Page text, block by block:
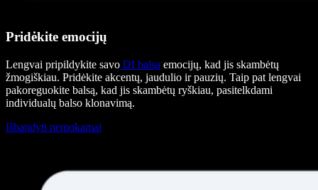
Pridėkite emocijų
Lengvai pripildykite savo DI balsą emocijų, kad jis skambėtų
žmogiškiau. Pridėkite akcentų, jaudulio ir pauzių. Taip pat lengvai
pakoreguokite balsą, kad jis skambėtų ryškiau, pasitelkdami
individualų balso klonavimą.
Išbandyti nemokamai